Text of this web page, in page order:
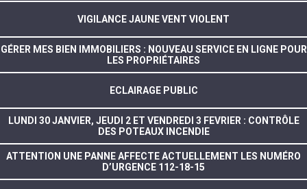
VIGILANCE JAUNE VENT VIOLENT
GÉRER MES BIEN IMMOBILIERS : NOUVEAU SERVICE EN LIGNE POUR
LES PROPRIÉTAIRES
ECLAIRAGE PUBLIC
LUNDI 30 JANVIER, JEUDI 2 ET VENDREDI 3 FEVRIER : CONTRÔLE
DES POTEAUX INCENDIE
ATTENTION UNE PANNE AFFECTE ACTUELLEMENT LES NUMÉRO
D’URGENCE 112-18-15